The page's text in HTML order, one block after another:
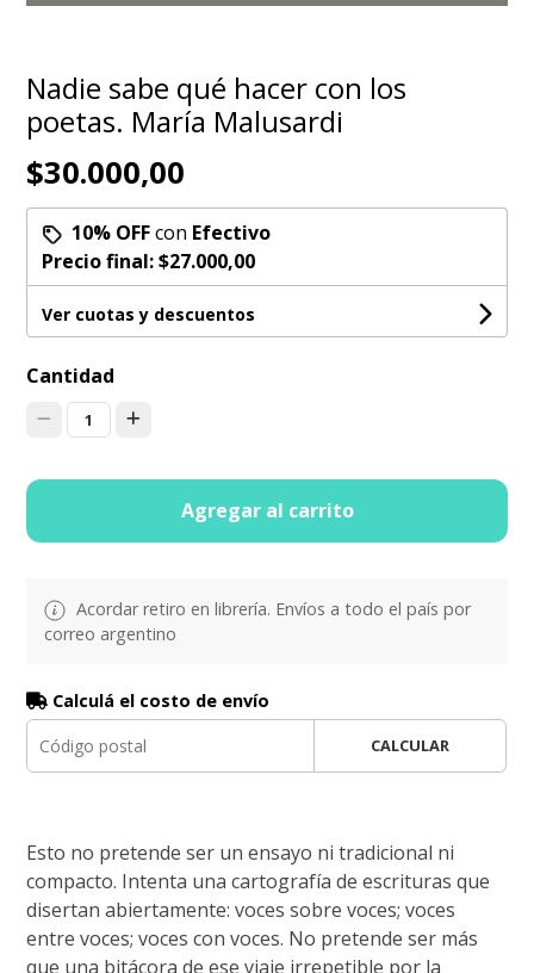
Nadie sabe qué hacer con los
poetas. María Malusardi
$30.000,00
10% OFFcon Efectivo
Precio final:$27.000,00
Ver cuotas y descuentos
Cantidad
1
Agregar al carrito
Acordar retiro en librería. Envíos a todo el país por
correo argentino
Calculá el costo de envío
CALCULAR
Esto no pretende ser un ensayo ni tradicional ni
compacto. Intenta una cartografía de escrituras que
disertan abiertamente: voces sobre voces; voces
entre voces; voces con voces. No pretende ser más
que una bitácora de ese viaje irrepetible por la